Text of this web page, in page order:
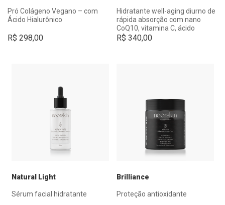
Pró Colágeno Vegano – com
Ácido Hialurônico
R$ 298,00
Hidratante well-aging diurno de
rápida absorção com nano
CoQ10, vitamina C, ácido
hialurônico, biopeptídeos e
R$ 340,00
Natural Light
Sérum facial hidratante
Brilliance
Proteção antioxidante